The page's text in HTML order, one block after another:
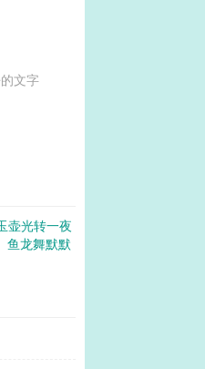
文字
壶光转一夜
鱼龙舞默默